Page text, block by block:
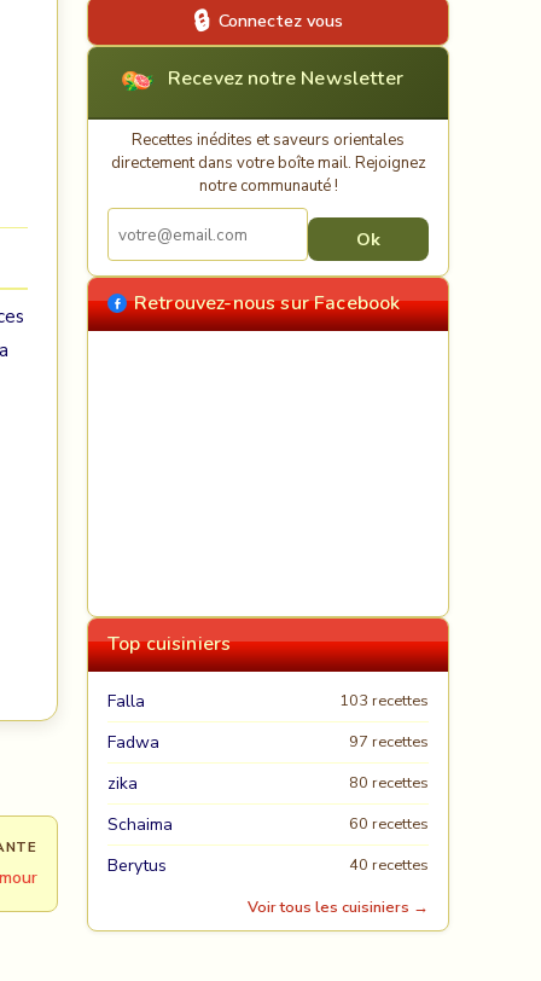
Connectez vous
Recevez notre Newsletter
Recettes inédites et saveurs orientales
directement dans votre boîte mail. Rejoignez
notre communauté !
Retrouvez-nous sur Facebook
Top cuisiniers
Falla 103 recettes
Fadwa 97 recettes
zika 80 recettes
Schaima 60 recettes
Berytus
40 recettes
Voir tous les cuisiniers →